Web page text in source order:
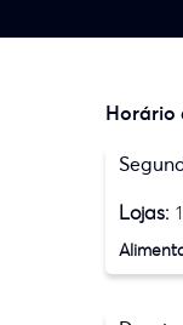
Horário
Lojas: